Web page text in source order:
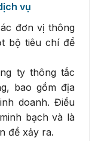
vụ
đơn vị thông
bộ tiêu chí để
ty thông tắc
bao gồm địa
doanh. Điều
bạch và là
đề xảy ra.